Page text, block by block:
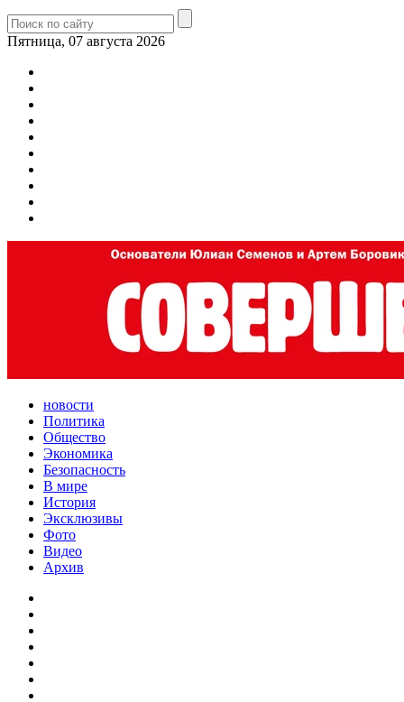
Пятница, 07 августа 2026
новости
Политика
Общество
Экономика
Безопасность
В мире
История
Эксклюзивы
Фото
Видео
Архив